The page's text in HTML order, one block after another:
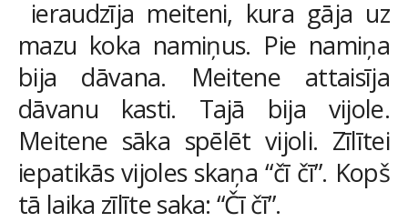
ieraudzīja meiteni, kura gāja uz
mazu koka namiņus. Pie namiņa
bija dāvana. Meitene attaisīja
dāvanu kasti. Tajā bija vijole.
Meitene sāka spēlēt vijoli. Zīlītei
iepatikās vijoles skaņa “čī čī”. Kopš
tā laika zīlīte saka: “Čī čī”.